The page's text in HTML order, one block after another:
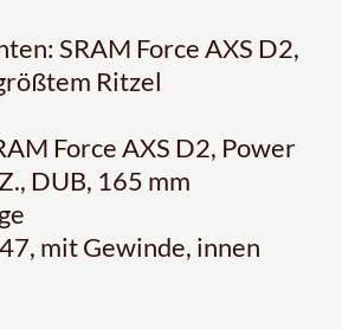
SRAM Force AXS D2,
Ritzel
Force AXS D2, Power
DUB, 165 mm
mit Gewinde, innen